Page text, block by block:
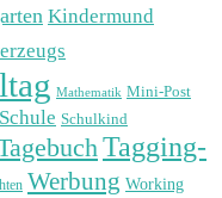
Kindermund
Mathematik Mini-Post
Schule Schulkind
Tagging-
Werbung Working